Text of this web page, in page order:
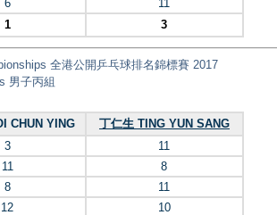
6
11
1 3
全港公開乒乓球排名錦標賽 2017
男子丙組
CHUN YING
丁仁生 TING YUN SANG
3
11
11
8
8
11
12
10